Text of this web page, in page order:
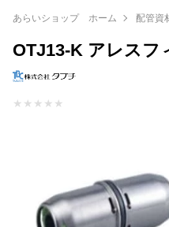
あらいショップ ホーム 配管資
OTJ13-K アレスフ
★ ★ ★ ★ ★